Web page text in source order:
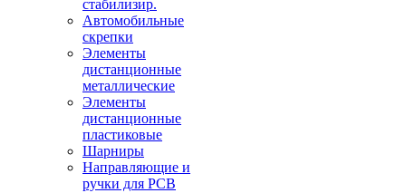
стабилизир.
Автомобильные
скрепки
Элементы
дистанционные
металлические
Элементы
дистанционные
пластиковые
Шарниры
Направляющие и
ручки для PCB